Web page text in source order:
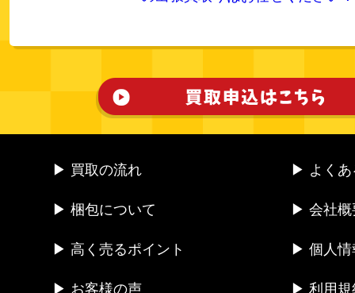
▶ 買取の流れ
▶ 梱包について
▶ 高く売るポイント
▶ お客様の声
▶ よくあ
▶ 会社概
▶ 個人情
▶ 利用規